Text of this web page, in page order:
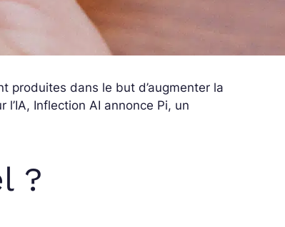
produites dans le but d’augmenter la
Inflection AI annonce Pi, un
?